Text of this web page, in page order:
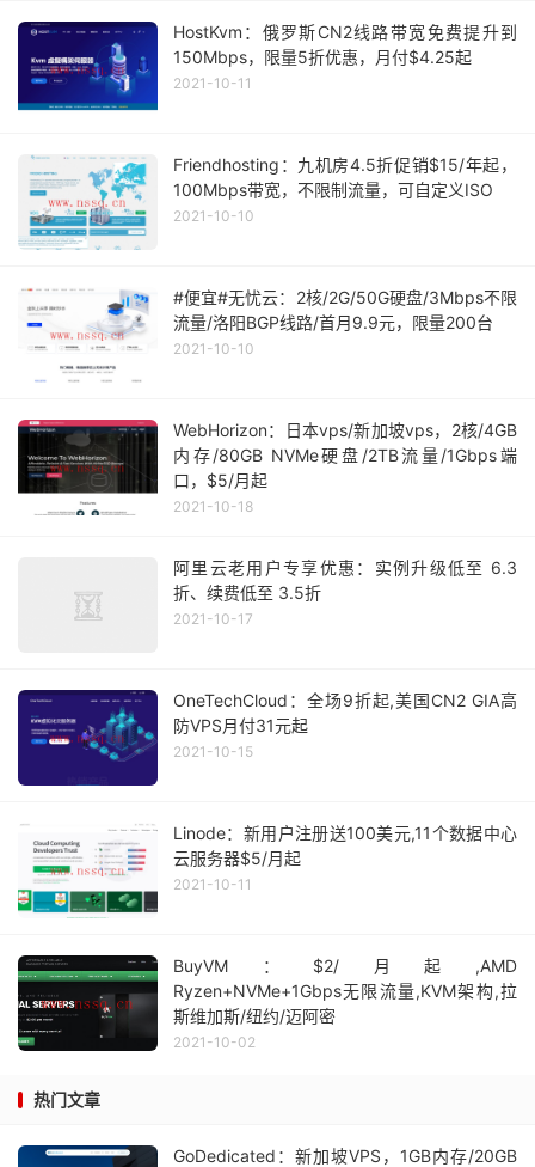
HostKvm：俄罗斯CN2线路带宽免费提升到
150Mbps，限量5折优惠，月付$4.25起
2021-10-11
Friendhosting：九机房4.5折促销$15/年起，
100Mbps带宽，不限制流量，可自定义ISO
2021-10-10
#便宜#无忧云：2核/2G/50G硬盘/3Mbps不限
流量/洛阳BGP线路/首月9.9元，限量200台
2021-10-10
WebHorizon：日本vps/新加坡vps，2核/4GB
内存/80GB NVMe硬盘/2TB流量/1Gbps端
口，$5/月起
2021-10-18
阿里云老用户专享优惠：实例升级低至 6.3
折、续费低至 3.5折
2021-10-17
OneTechCloud：全场9折起,美国CN2 GIA高
防VPS月付31元起
2021-10-15
Linode：新用户注册送100美元,11个数据中心
云服务器$5/月起
2021-10-11
BuyVM：$2/月起,AMD
Ryzen+NVMe+1Gbps无限流量,KVM架构,拉
斯维加斯/纽约/迈阿密
2021-10-02
热门文章
GoDedicated：新加坡VPS，1GB内存/20GB